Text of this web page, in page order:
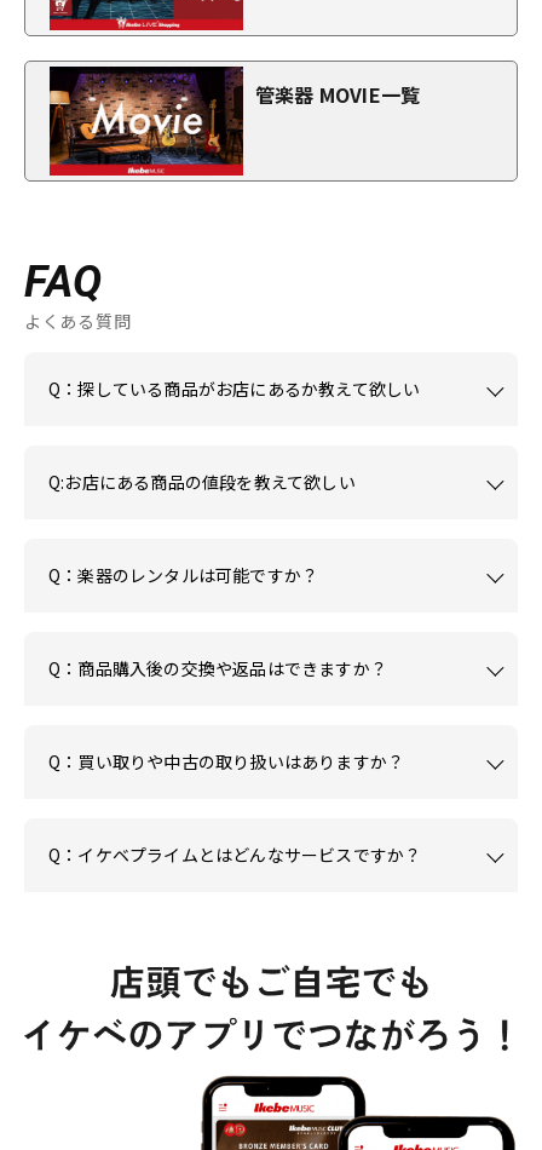
管楽器 MOVIE一覧
FAQ
よくある質問
Q：探している商品がお店にあるか教えて欲しい
Q:お店にある商品の値段を教えて欲しい
Q：楽器のレンタルは可能ですか？
Q：商品購入後の交換や返品はできますか？
Q：買い取りや中古の取り扱いはありますか？
Q：イケベプライムとはどんなサービスですか？